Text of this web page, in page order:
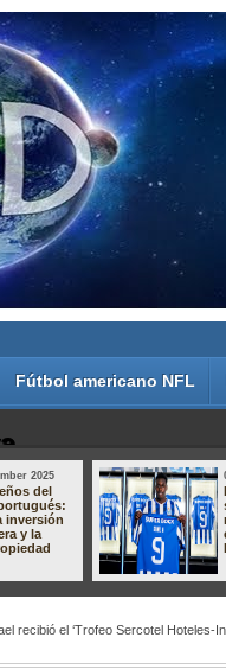
Fútbol americano NFL
2025
del
inversión
y la
recibió el ‘Trofeo Sercotel Hoteles-